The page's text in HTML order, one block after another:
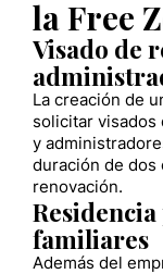
la Free
Visado de
La creación de
solicitar visados
y
duración de dos
renovación.
familiares
Además del